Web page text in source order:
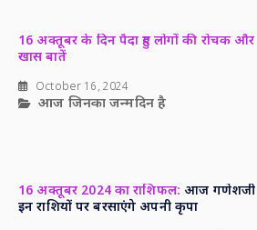
16 अक्तूबर के दिन पैदा हुए लोगों की रोचक और
खास बातें
October 16, 2024
आज जिनका जन्मदिन है
16 अक्तूबर 2024 का राशिफल: आज गणेशजी
इन राशियों पर बरसाएंगे अपनी कृपा